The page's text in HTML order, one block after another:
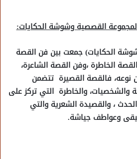
القصصية وشوشة الحكايات:
الحكايات) جمعت بين فن القصة
الخاطرة ،وفن القصة الشاعرة،
فالقصة القصيرة تتضمن
والشخصيات، والخاطرة التي تركز على
، والقصيدة الشعرية والتي
وعواطف جياشة.